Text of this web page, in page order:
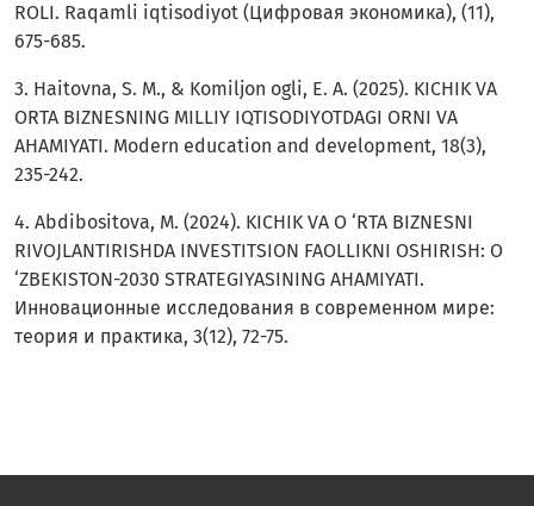
ROLI. Raqamli iqtisodiyot (Цифровая экономика), (11),
675-685.
3. Haitovna, S. M., & Komiljon ogli, E. A. (2025). KICHIK VA
ORTA BIZNESNING MILLIY IQTISODIYOTDAGI ORNI VA
AHAMIYATI. Modern education and development, 18(3),
235-242.
4. Abdibositova, M. (2024). KICHIK VA O ‘RTA BIZNESNI
RIVOJLANTIRISHDA INVESTITSION FAOLLIKNI OSHIRISH: O
‘ZBEKISTON-2030 STRATEGIYASINING AHAMIYATI.
Инновационные исследования в современном мире:
теория и практика, 3(12), 72-75.